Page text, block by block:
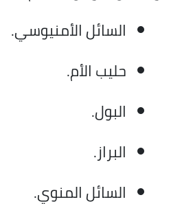
السائل الأمنيوسي.
حليب الأم.
البول.
البراز.
السائل المنوي.